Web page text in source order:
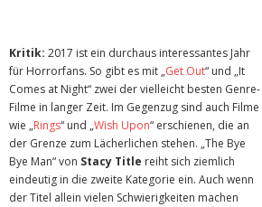
Kritik: 2017 ist ein durchaus interessantes Jahr
für Horrorfans. So gibt es mit „Get Out“ und „It
Comes at Night“ zwei der vielleicht besten Genre-
Filme in langer Zeit. Im Gegenzug sind auch Filme
wie „Rings“ und „Wish Upon“ erschienen, die an
der Grenze zum Lächerlichen stehen. „The Bye
Bye Man“ von Stacy Title reiht sich ziemlich
eindeutig in die zweite Kategorie ein. Auch wenn
der Titel allein vielen Schwierigkeiten machen